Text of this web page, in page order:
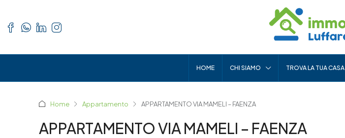
HOME CHI SIAMO TROVA LA TUA CASA
Home Appartamento APPARTAMENTO VIA MAMELI – FAENZA
APPARTAMENTO VIA MAMELI – FAENZA